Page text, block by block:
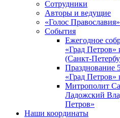
Сотрудники
Авторы и ведущие
«Голос Православия»
События
Ежегодное
«Град Петров»
(Санкт-
Празднование
«Град Петров»
Митрополит
Ладожский
Петров»
Наши координаты